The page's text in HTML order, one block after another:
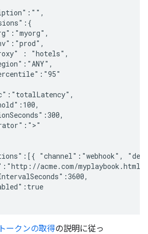
: "hotels",
"channel":"webhook",
acme.com/
ークンの取得の説明に従っ